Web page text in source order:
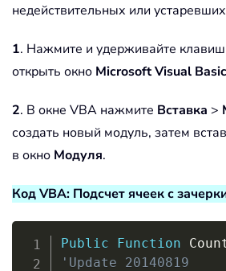
недействительных или
1. Нажмите и удерживайте
открыть окно Microsoft Visual
2. В окне VBA нажмите Вставка >
создать новый модуль, затем
в окно Модуля.
Код VBA: Подсчет ячеек с
Public Function
'Update 20140819